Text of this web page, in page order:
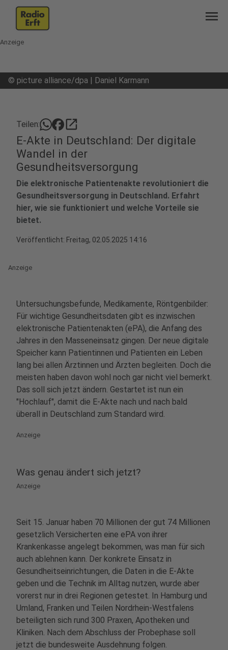
menu
Anzeige
© picture alliance/dpa | Daniel Karmann
Teilen: open_in_new
E-Akte in Deutschland: Der digitale
Wandel in der
Gesundheitsversorgung
Die elektronische Patientenakte revolutioniert die
Gesundheitsversorgung in Deutschland. Erfahrt
hier, wie sie funktioniert und welche Vorteile sie
bietet.
Veröffentlicht: Freitag, 02.05.2025 14:16
Anzeige
Untersuchungsbefunde, Medikamente, Röntgenbilder:
Für wichtige Gesundheitsdaten gibt es inzwischen
elektronische Patientenakten (ePA), die Anfang des
Jahres in den Masseneinsatz gingen. Der neue digitale
Speicher kann Patientinnen und Patienten ein Leben
lang bei allen Ärztinnen und Ärzten begleiten. Doch die
meisten haben davon wohl noch gar nicht viel bemerkt.
Das soll sich jetzt ändern. Gestartet ist nun ein
"Hochlauf", damit die E-Akte nach und nach bald
überall in Deutschland zum Standard wird.
Anzeige
Was genau ändert sich jetzt?
Anzeige
Seit 15. Januar haben 70 Millionen der gut 74 Millionen
gesetzlich Versicherten eine ePA von ihrer
Krankenkasse angelegt bekommen, was man für sich
auch ablehnen kann. Der konkrete Einsatz in
Gesundheitseinrichtungen, die Daten in die E-Akte
geben und die Technik im Alltag nutzen, wurde aber
vorerst nur in drei Regionen getestet. In Hamburg und
Umland, Franken und Teilen Nordrhein-Westfalens
beteiligten sich rund 300 Praxen, Apotheken und
Kliniken. Nach dem Abschluss der Probephase soll
jetzt die bundesweite Ausdehnung folgen.